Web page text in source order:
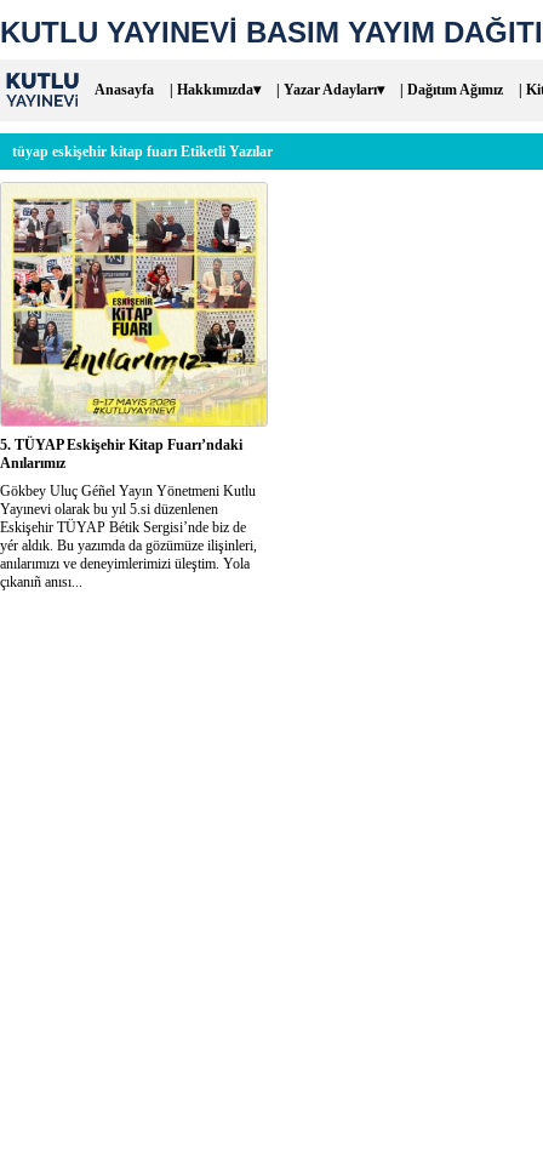
KUTLU YAYINEVİ BASIM YAYIM
Anasayfa | Hakkımızda▾ | Yazar Adayları▾ | Dağıtım Ağımız |
tüyap eskişehir kitap fuarı Etiketli Yazılar
5. TÜYAP Eskişehir Kitap Fuarı’ndaki
Anılarımız
Gökbey Uluç Géñel Yayın Yönetmeni Kutlu
Yayınevi olarak bu yıl 5.si düzenlenen
Eskişehir TÜYAP Bétik Sergisi’nde biz de
yér aldık. Bu yazımda da gözümüze ilişinleri,
anılarımızı ve deneyimlerimizi üleştim. Yola
çıkanıñ anısı...